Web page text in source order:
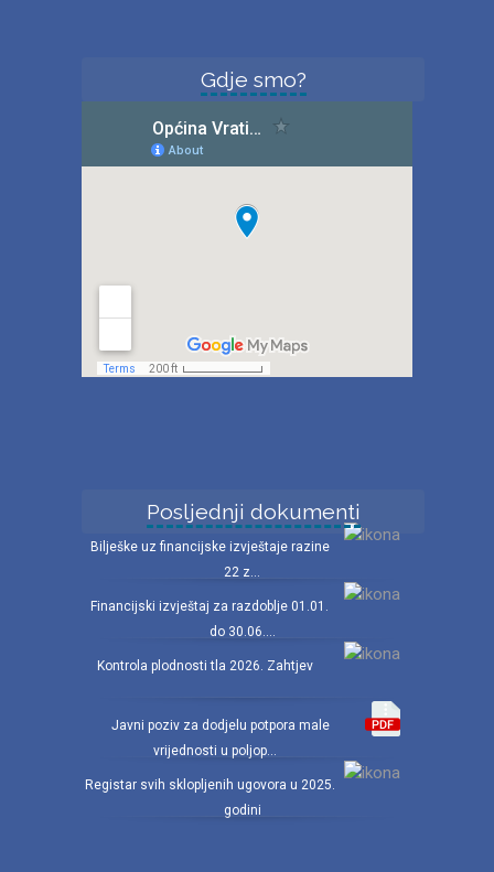
Gdje smo?
Posljednji dokumenti
Bilješke uz financijske izvještaje razine
22 z...
Financijski izvještaj za razdoblje 01.01.
do 30.06....
Kontrola plodnosti tla 2026. Zahtjev
Javni poziv za dodjelu potpora male
vrijednosti u poljop...
Registar svih sklopljenih ugovora u 2025.
godini